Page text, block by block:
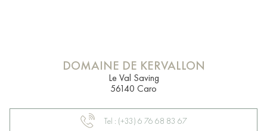
DOMAINE DE KERVALLON
Le Val Saving
56140 Caro
Tel : (+33) 6 76 68 83 67